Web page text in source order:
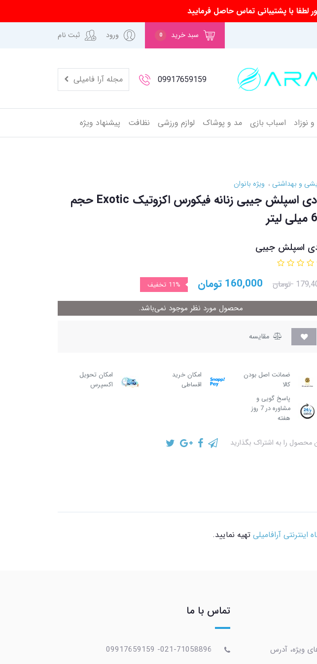
لطفا با پشتیبانی تماس حاصل فرمایید
سبد خرید 0 ورود ثبت نام
09917659159 مجله آرا فامیلی
نوزاد اسباب بازی مد و پوشاک لوازم ورزشی نظافت پیشنهاد ویژه
و بهداشتی ویژه بانوان
بادی اسپلش جیبی زنانه فیکورس اکزوتیک Exotic حجم
اسپلش جیبی
تومان 160,000 تومان 11% تخفیف
محصول مورد نظر موجود نمی‌باشد.
مقایسه
ضمانت اصل بودن
کالا
امکان خرید
اقساطی
امکان تحویل
اکسپرس
پاسخ گویی و
مشاوره در 7 روز
هفته
محصول را به اشتراک بگذارید
اینترنتی آرافامیلی تهیه نمایید.
ویژه، آدرس
تماس با ما